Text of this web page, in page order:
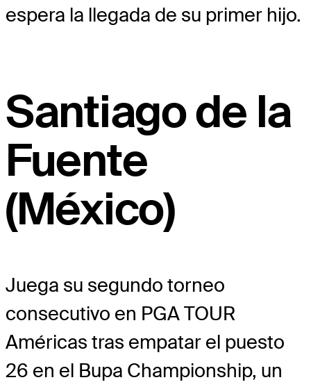
espera la llegada de su primer hijo.
Santiago de la
Fuente
(México)
Juega su segundo torneo
consecutivo en PGA TOUR
Américas tras empatar el puesto
26 en el Bupa Championship, un